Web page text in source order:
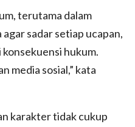
terutama dalam
sadar setiap ucapan,
hukum.
media sosial,” kata
karakter tidak cukup